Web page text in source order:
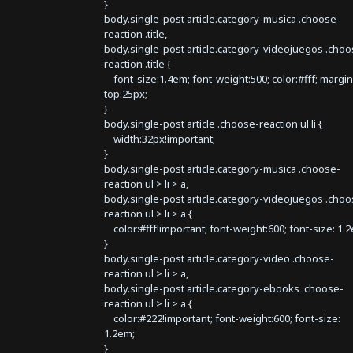
}
body.single-post article.category-musica .choose-
reaction .title,
body.single-post article.category-videojuegos
reaction .title {
font-size:1.4em; font-weight:500; color:#fff;
top:25px;
}
body.single-post article .choose-reaction ul li {
width:32px!important;
}
body.single-post article.category-musica .choose-
reaction ul > li > a,
body.single-post article.category-videojuegos
reaction ul > li > a {
color:#fff!important; font-weight:600; font-size:
}
body.single-post article.category-video .choose-
reaction ul > li > a,
body.single-post article.category-ebooks .choose-
reaction ul > li > a {
color:#222!important; font-weight:600; font-size:
1.2em;
}